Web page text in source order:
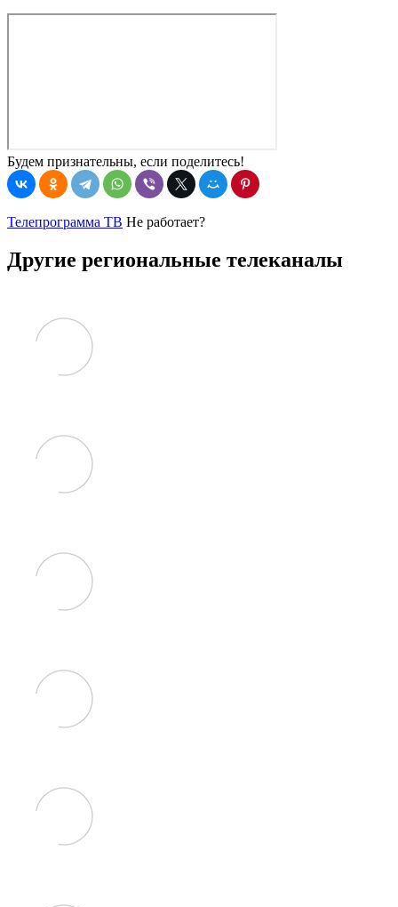
Будем признательны, если поделитесь!
Телепрограмма ТВ Не работает?
Другие региональные телеканалы